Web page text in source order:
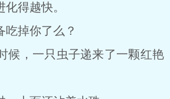
得越快。
掉你了么？
，一只虫子递来了一颗红艳